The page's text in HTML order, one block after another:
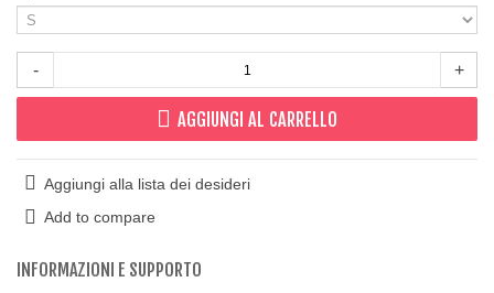
- +
AGGIUNGI AL CARRELLO
Aggiungi alla lista dei desideri
Add to compare
INFORMAZIONI E SUPPORTO